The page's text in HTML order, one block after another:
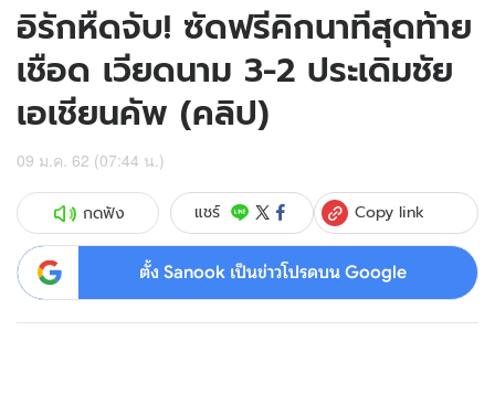
อิรักหืดจับ! ซัดฟรีคิกนาทีสุดท้าย
เชือด เวียดนาม 3-2 ประเดิมชัย
เอเชียนคัพ (คลิป)
09 ม.ค. 62 (07:44 น.)
กดฟัง แชร์ Copy link
ตั้ง Sanook เป็นข่าวโปรดบน Google